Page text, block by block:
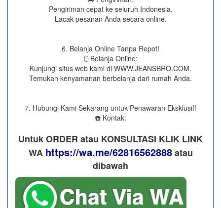
Pengiriman cepat ke seluruh Indonesia.
Lacak pesanan Anda secara online.
6. Belanja Online Tanpa Repot!
🖱️ Belanja Online:
Kunjungi situs web kami di WWW.JEANSBRO.COM.
Temukan kenyamanan berbelanja dari rumah Anda.
7. Hubungi Kami Sekarang untuk Penawaran Eksklusif!
☎️ Kontak:
Untuk ORDER atau KONSULTASI KLIK LINK
WA https://wa.me/62816562888​ atau
dibawah